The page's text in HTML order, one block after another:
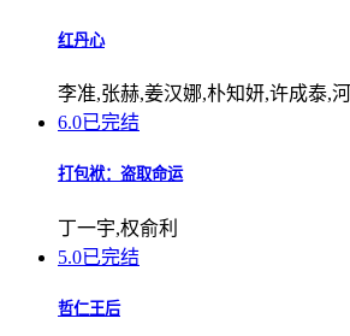
红丹心
李准,张赫,姜汉娜,朴知妍,许成泰,
6.0已完结
打包袱：盗取命运
丁一宇,权俞利
5.0已完结
哲仁王后